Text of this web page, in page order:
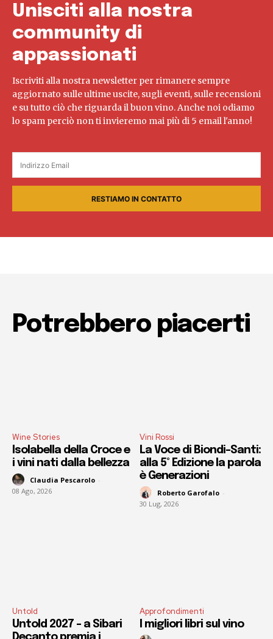
Unisciti alla nostra
community di
appassionati
Iscriviti alla nostra newsletter per rimanere sempre
aggiornato sulle ultime uscite, sugli eventi, sulle recensioni
e su tutto ciò che riguarda il buon vino. Anche noi odiamo
lo spam perciò non ti invieremo mai più di 5 email l'anno!
RESTIAMO IN CONTATTO
Potrebbero piacerti
Wine Stories
Isolabella della Croce e
i vini nati dalla bellezza
Claudia Pescarolo -
08 Ago, 2026
Vini Rossi
La Voce di Biondi-Santi:
alla 5° Edizione la parola
è Generazioni
Roberto Garofalo -
30 Lug, 2026
Untold
Untold 2027 – a Sibari
Approfondimenti
I migliori libri sul vino